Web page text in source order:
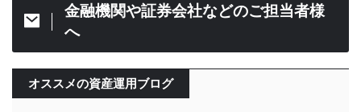
金融機関や証券会社などのご担当者様
へ
オススメの資産運用ブログ